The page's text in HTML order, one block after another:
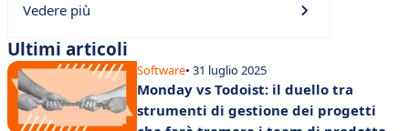
Vedere più
Ultimi articoli
Software• 31 luglio 2025
Monday vs Todoist: il duello tra
strumenti di gestione dei progetti